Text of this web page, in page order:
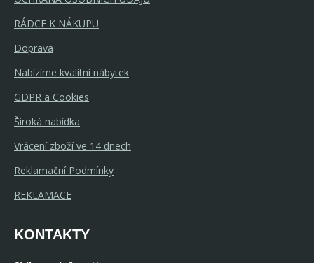
RÁDCE K NÁKUPU
Doprava
Nabízíme kvalitní nábytek
GDPR a Cookies
Široká nabídka
Vrácení zboží ve 14 dnech
Reklamační Podmínky
REKLAMACE
KONTAKTY